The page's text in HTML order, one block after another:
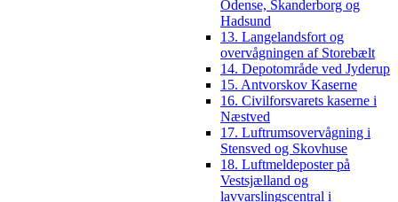
Odense, Skanderborg og
Hadsund
13. Langelandsfort og
overvågningen af Storebælt
14. Depotområde ved Jyderup
15. Antvorskov Kaserne
16. Civilforsvarets kaserne i
Næstved
17. Luftrumsovervågning i
Stensved og Skovhuse
18. Luftmeldeposter på
Vestsjælland og
lavvarslingscentral i